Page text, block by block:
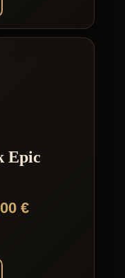
129,00 €
Epic
€Plage